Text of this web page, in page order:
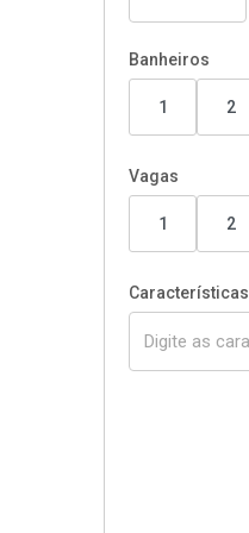
Banheiros
1 2
Vagas
1 2
Características